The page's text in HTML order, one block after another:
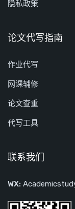
隐私政策
论文代写指南
作业代写
网课辅修
论文查重
代写工具
联系我们
WX: